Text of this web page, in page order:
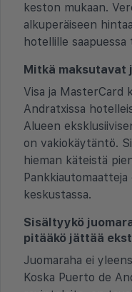
keston mukaan.
alkuperäiseen
hotellille saapuessa
Mitkä
Visa ja MasterCard
Andratxissa
Alueen
on vakiokäytäntö.
hieman käteistä
keskustassa.
Sisältyykö
pitääkö jättää
Juomaraha ei
Koska Puerto de